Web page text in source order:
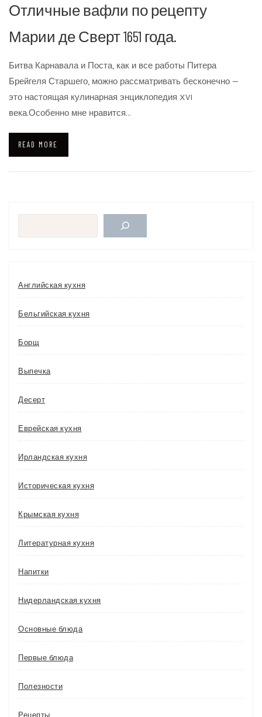
Отличные вафли по рецепту
Марии де Сверт 1651 года.
Битва Карнавала и Поста, как и все работы Питера
Брейгеля Старшего, можно рассматривать бесконечно —
это настоящая кулинарная энциклопедия XVI
века.Особенно мне нравится…
READ MORE
Английская кухня
Бельгийская кухня
Борщ
Выпечка
Десерт
Еврейская кухня
Ирландская кухня
Историческая кухня
Крымская кухня
Литературная кухня
Напитки
Нидерландская кухня
Основные блюда
Первые блюда
Полезности
Рецепты